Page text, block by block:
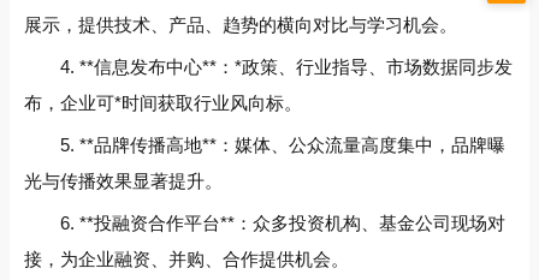
展示，提供技术、产品、趋势的横向对比与学习机会。
4. **信息发布中心**：*政策、行业指导、市场数据同步发
布，企业可*时间获取行业风向标。
5. **品牌传播高地**：媒体、公众流量高度集中，品牌曝
光与传播效果显著提升。
6. **投融资合作平台**：众多投资机构、基金公司现场对
接，为企业融资、并购、合作提供机会。